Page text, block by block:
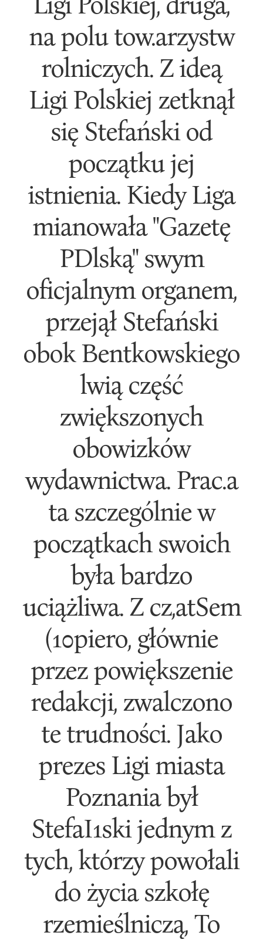
na polu tow.arzystw
rolniczych. Z ideą
Ligi Polskiej zetknął
się Stefański od
początku jej
istnienia. Kiedy Liga
mianowała "Gazetę
PDlską" swym
oficjalnym organem,
przejął Stefański
obok Bentkowskiego
lwią część
zwiększonych
obowizków
wydawnictwa. Prac.a
ta szczególnie w
początkach swoich
była bardzo
uciążliwa. Z cz,atSem
(10piero, głównie
przez powiększenie
redakcji, zwalczono
te trudności. Jako
prezes Ligi miasta
Poznania był
StefaI1ski jednym z
tych, którzy powołali
do życia szkołę
rzemieślniczą, To